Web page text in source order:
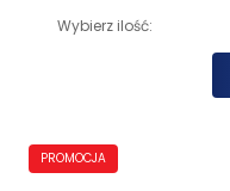
Wybierz ilość:
PROMOCJA